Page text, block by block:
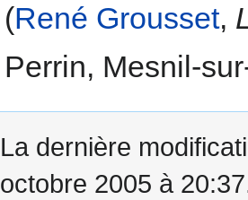
(René Grousset,
Perrin, Mesnil-
La dernière
octobre 2005 à